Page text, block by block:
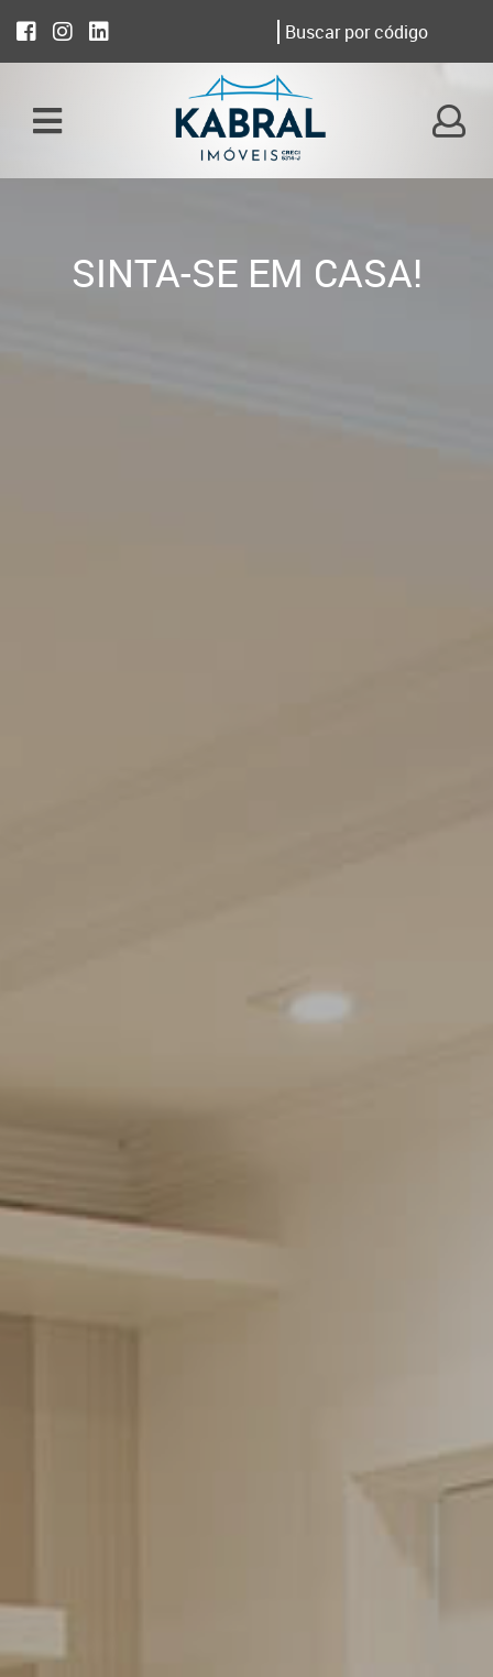
SINTA-SE EM CASA!